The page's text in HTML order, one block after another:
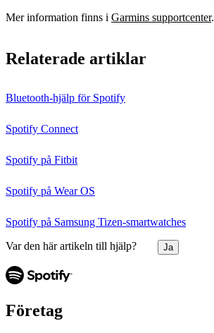
Mer information finns i Garmins supportcenter.
Relaterade artiklar
Bluetooth-hjälp för Spotify
Spotify Connect
Spotify på Fitbit
Spotify på Wear OS
Spotify på Samsung Tizen‑smartwatches
Var den här artikeln till hjälp? Ja
Företag